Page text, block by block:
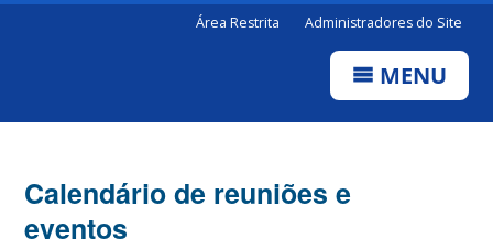
Área Restrita Administradores do Site
MENU
Calendário de reuniões e
eventos